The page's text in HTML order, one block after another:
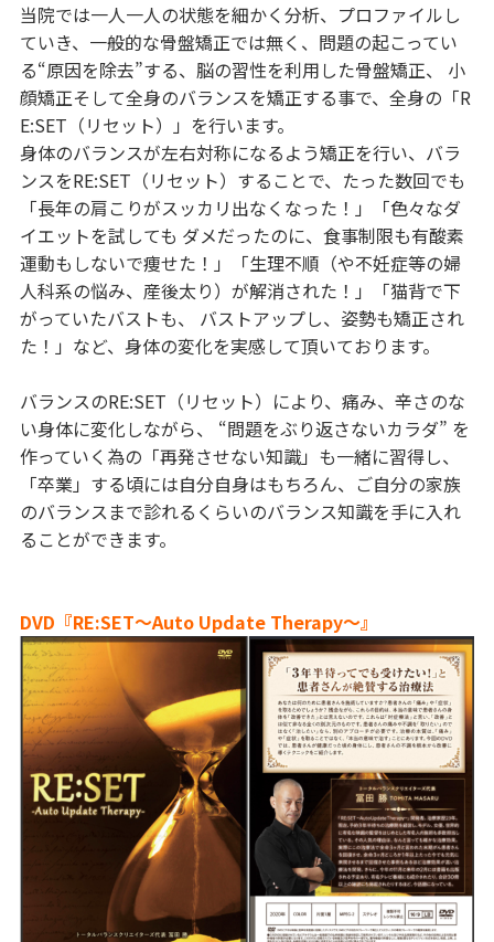
当院では一人一人の状態を細かく分析、プロファイルし
ていき、一般的な骨盤矯正では無く、問題の起こってい
る“原因を除去”する、脳の習性を利用した骨盤矯正、 小
顔矯正そして全身のバランスを矯正する事で、全身の「R
E:SET（リセット）」を行います。
身体のバランスが左右対称になるよう矯正を行い、バラ
ンスをRE:SET（リセット）することで、たった数回でも
「長年の肩こりがスッカリ出なくなった！」「色々なダ
イエットを試しても ダメだったのに、食事制限も有酸素
運動もしないで痩せた！」「生理不順（や不妊症等の婦
人科系の悩み、産後太り）が解消された！」「猫背で下
がっていたバストも、 バストアップし、姿勢も矯正され
た！」など、身体の変化を実感して頂いております。
バランスのRE:SET（リセット）により、痛み、辛さのな
い身体に変化しながら、 “問題をぶり返さないカラダ” を
作っていく為の「再発させない知識」も一緒に習得し、
「卒業」する頃には自分自身はもちろん、ご自分の家族
のバランスまで診れるくらいのバランス知識を手に入れ
ることができます。
DVD『RE:SET〜Auto Update Therapy〜』